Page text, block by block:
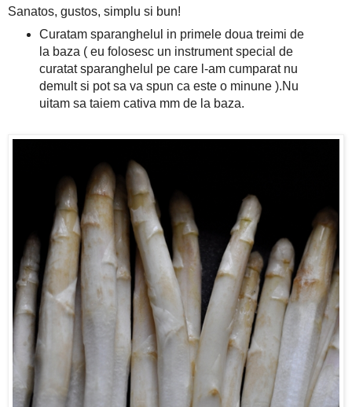
Sanatos, gustos, simplu si bun!
Curatam sparanghelul in primele doua treimi de
la baza ( eu folosesc un instrument special de
curatat sparanghelul pe care l-am cumparat nu
demult si pot sa va spun ca este o minune ).Nu
uitam sa taiem cativa mm de la baza.